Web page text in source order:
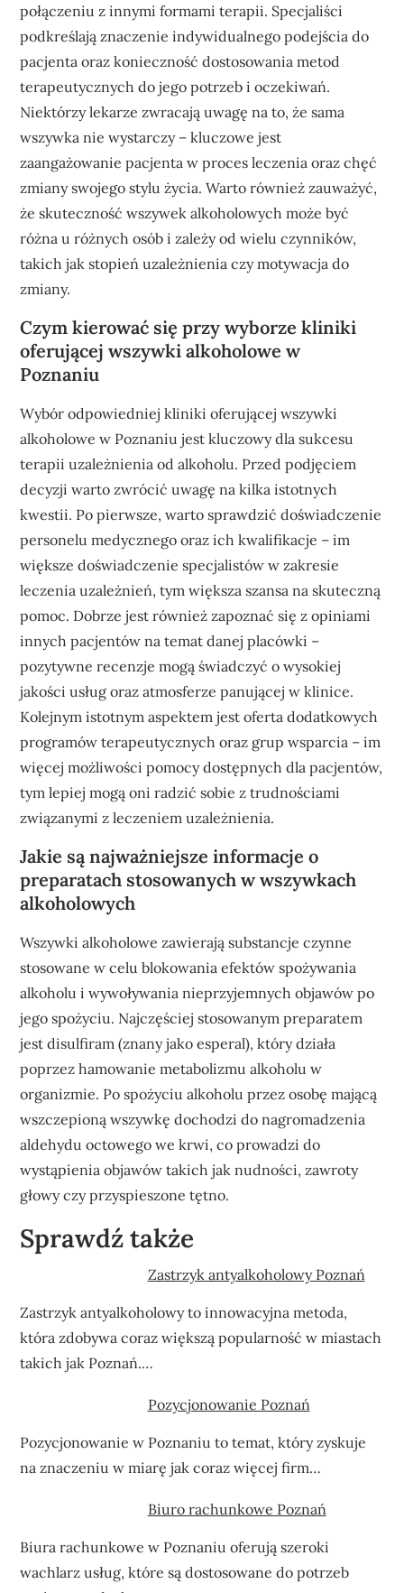
połączeniu z innymi formami terapii. Specjaliści
podkreślają znaczenie indywidualnego podejścia do
pacjenta oraz konieczność dostosowania metod
terapeutycznych do jego potrzeb i oczekiwań.
Niektórzy lekarze zwracają uwagę na to, że sama
wszywka nie wystarczy – kluczowe jest
zaangażowanie pacjenta w proces leczenia oraz chęć
zmiany swojego stylu życia. Warto również zauważyć,
że skuteczność wszywek alkoholowych może być
różna u różnych osób i zależy od wielu czynników,
takich jak stopień uzależnienia czy motywacja do
zmiany.
Czym kierować się przy wyborze kliniki
oferującej wszywki alkoholowe w
Poznaniu
Wybór odpowiedniej kliniki oferującej wszywki
alkoholowe w Poznaniu jest kluczowy dla sukcesu
terapii uzależnienia od alkoholu. Przed podjęciem
decyzji warto zwrócić uwagę na kilka istotnych
kwestii. Po pierwsze, warto sprawdzić doświadczenie
personelu medycznego oraz ich kwalifikacje – im
większe doświadczenie specjalistów w zakresie
leczenia uzależnień, tym większa szansa na skuteczną
pomoc. Dobrze jest również zapoznać się z opiniami
innych pacjentów na temat danej placówki –
pozytywne recenzje mogą świadczyć o wysokiej
jakości usług oraz atmosferze panującej w klinice.
Kolejnym istotnym aspektem jest oferta dodatkowych
programów terapeutycznych oraz grup wsparcia – im
więcej możliwości pomocy dostępnych dla pacjentów,
tym lepiej mogą oni radzić sobie z trudnościami
związanymi z leczeniem uzależnienia.
Jakie są najważniejsze informacje o
preparatach stosowanych w wszywkach
alkoholowych
Wszywki alkoholowe zawierają substancje czynne
stosowane w celu blokowania efektów spożywania
alkoholu i wywoływania nieprzyjemnych objawów po
jego spożyciu. Najczęściej stosowanym preparatem
jest disulfiram (znany jako esperal), który działa
poprzez hamowanie metabolizmu alkoholu w
organizmie. Po spożyciu alkoholu przez osobę mającą
wszczepioną wszywkę dochodzi do nagromadzenia
aldehydu octowego we krwi, co prowadzi do
wystąpienia objawów takich jak nudności, zawroty
głowy czy przyspieszone tętno.
Sprawdź także
Zastrzyk antyalkoholowy Poznań
Zastrzyk antyalkoholowy to innowacyjna metoda,
która zdobywa coraz większą popularność w miastach
takich jak Poznań.…
Pozycjonowanie Poznań
Pozycjonowanie w Poznaniu to temat, który zyskuje
na znaczeniu w miarę jak coraz więcej firm…
Biuro rachunkowe Poznań
Biura rachunkowe w Poznaniu oferują szeroki
wachlarz usług, które są dostosowane do potrzeb